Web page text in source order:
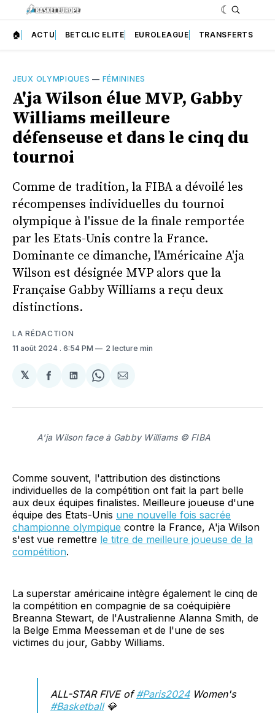
🏠 ACTU BETCLIC ELITE EUROLEAGUE TRANSFERTS
JEUX OLYMPIQUES — FÉMININES
A'ja Wilson élue MVP, Gabby
Williams meilleure
défenseuse et dans le cinq du
tournoi
Comme de tradition, la FIBA a dévoilé les
récompenses individuelles du tournoi
olympique à l'issue de la finale remportée
par les Etats-Unis contre la France.
Dominante ce dimanche, l'Américaine A'ja
Wilson est désignée MVP alors que la
Française Gabby Williams a reçu deux
distinctions.
LA RÉDACTION
11 août 2024 . 6:54 PM 2 lecture min
𝕏
Partager
Facebook
Partager
LinkedIn
Share
WhatsApp
Partager
Courriel
A'ja Wilson face à Gabby Williams © FIBA
Comme souvent, l'attribution des distinctions
individuelles de la compétition ont fait la part belle
aux deux équipes finalistes. Meilleure joueuse d'une
équipe des Etats-Unis une nouvelle fois sacrée
championne olympique contre la France, A'ja Wilson
s'est vue remettre le titre de meilleure joueuse de la
compétition.
La superstar américaine intègre également le cinq de
la compétition en compagnie de sa coéquipière
Breanna Stewart, de l'Australienne Alanna Smith, de
la Belge Emma Meesseman et de l'une de ses
victimes du jour, Gabby Williams.
ALL-STAR FIVE of#Paris2024Women's
#Basketball💎